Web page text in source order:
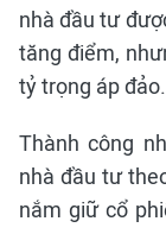
nhà đầu tư
tăng điểm,
tỷ trọng áp đảo.
Thành công
nhà đầu tư
nắm giữ cổ